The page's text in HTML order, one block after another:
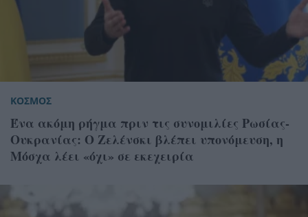
ΚΟΣΜΟΣ
Ένα ακόμη ρήγμα πριν τις συνομιλίες Ρωσίας-
Ουκρανίας: Ο Ζελένσκι βλέπει υπονόμευση, η
Μόσχα λέει «όχι» σε εκεχειρία